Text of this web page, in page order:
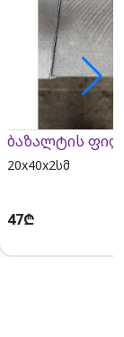
ბაზალტის
20x40x2სმ
47₾